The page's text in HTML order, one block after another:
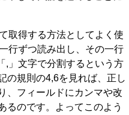
取得する方法としてよく使
行ずつ読み出し、その一行
,」文字で分割するという方
の規則の4,6を見れば、正し
、フィールドにカンマや改
るのです。よってこのよう